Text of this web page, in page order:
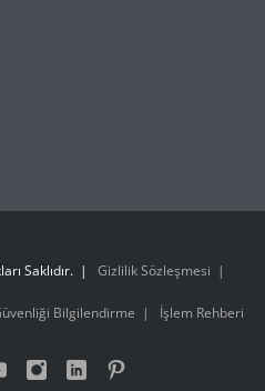
Saklıdır. Gizlilik Sözleşmesi
Bilgilendirme İşlem Rehberi